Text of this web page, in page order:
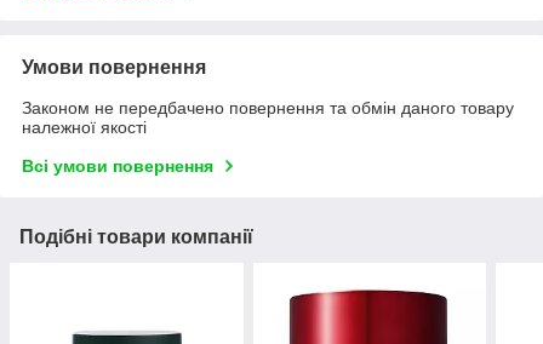
Умови повернення
Законом не передбачено повернення та обмін даного товару
належної якості
Всі умови повернення
Подібні товари компанії